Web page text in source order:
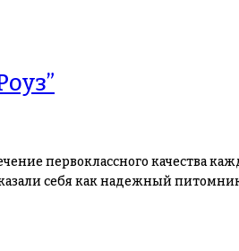
первоклассного качества
себя как надежный